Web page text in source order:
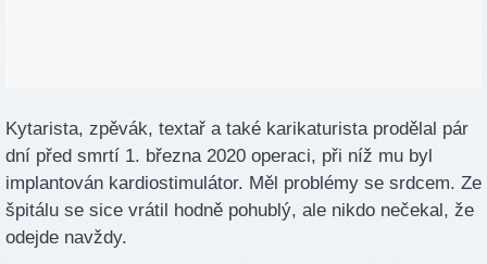
Kytarista, zpěvák, textař a také karikaturista prodělal pár
dní před smrtí 1. března 2020 operaci, při níž mu byl
implantován kardiostimulátor. Měl problémy se srdcem. Ze
špitálu se sice vrátil hodně pohublý, ale nikdo nečekal, že
odejde navždy.